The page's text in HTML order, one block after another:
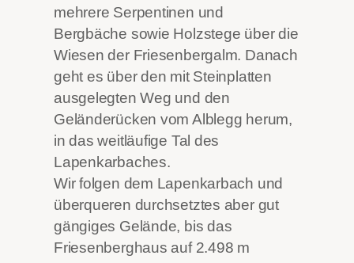
mehrere Serpentinen und
Bergbäche sowie Holzstege über die
Wiesen der Friesenbergalm. Danach
geht es über den mit Steinplatten
ausgelegten Weg und den
Geländerücken vom Alblegg herum,
in das weitläufige Tal des
Lapenkarbaches.
Wir folgen dem Lapenkarbach und
überqueren durchsetztes aber gut
gängiges Gelände, bis das
Friesenberghaus auf 2.498 m